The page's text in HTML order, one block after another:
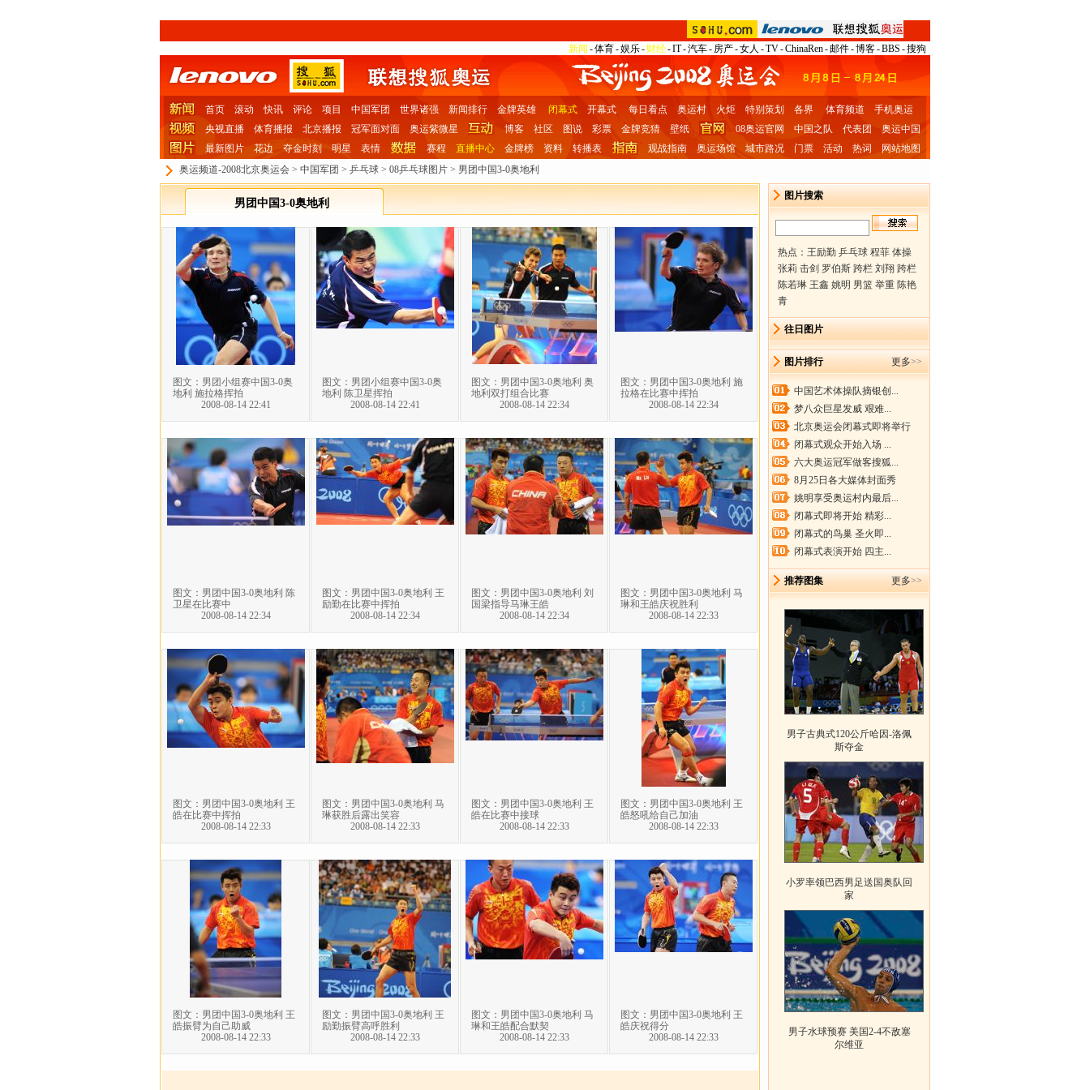
新闻 -体育-娱乐- 财经-IT-汽车- 房产-女人 -TV-ChinaRen-邮件-博客-BBS -搜狗
首页 滚动 快讯 评论 项目 中国军团 世界诸强 新闻排行 金牌英雄 闭幕式 开幕式 每日看点 奥运村 火炬 特别策划 各界 体育频道
手机奥运
央视直播
体育播报 北京播报 冠军面对面 奥运紫微星 博客 社区 图说 彩票 金牌竞猜 壁纸 08奥运官网 中国之队 代表团
奥运中国
最新图片
花边 夺金时刻 明星 表情 赛程 直播中心 金牌榜 资料 转播表 观战指南 奥运场馆 城市路况 门票 活动 热词
网站地图
奥运频道-2008北京奥运会 > 中国军团 > 乒乓球 > 08乒乓球图片 > 男团中国3-0奥地利
男团中国3-0奥地利
图文：男团小组赛中国3-0奥
地利 施拉格挥拍
2008-08-14 22:41
图文：男团小组赛中国3-0奥
地利 陈卫星挥拍
2008-08-14 22:41
图文：男团中国3-0奥地利 奥
地利双打组合比赛
2008-08-14 22:34
图文：男团中国3-0奥地利 施
拉格在比赛中挥拍
2008-08-14 22:34
图文：男团中国3-0奥地利 陈
卫星在比赛中
2008-08-14 22:34
图文：男团中国3-0奥地利 王
励勤在比赛中挥拍
2008-08-14 22:34
图文：男团中国3-0奥地利 刘
国梁指导马琳王皓
2008-08-14 22:34
图文：男团中国3-0奥地利 马
琳和王皓庆祝胜利
2008-08-14 22:33
图文：男团中国3-0奥地利 王
皓在比赛中挥拍
2008-08-14 22:33
图文：男团中国3-0奥地利 马
琳获胜后露出笑容
2008-08-14 22:33
图文：男团中国3-0奥地利 王
皓在比赛中接球
2008-08-14 22:33
图文：男团中国3-0奥地利 王
皓怒吼给自己加油
2008-08-14 22:33
图文：男团中国3-0奥地利 王
皓振臂为自己助威
2008-08-14 22:33
图文：男团中国3-0奥地利 王
励勤振臂高呼胜利
2008-08-14 22:33
图文：男团中国3-0奥地利 马
琳和王皓配合默契
2008-08-14 22:33
图文：男团中国3-0奥地利 王
皓庆祝得分
2008-08-14 22:33
图片搜索
热点： 王励勤 乒乓球 程菲 体操
张莉 击剑 罗伯斯 跨栏 刘翔 跨栏
陈若琳 王鑫 姚明 男篮 举重 陈艳
青
往日图片
图片排行 更多>>
中国艺术体操队摘银创...
梦八众巨星发威 艰难...
北京奥运会闭幕式即将举行
闭幕式观众开始入场 ...
六大奥运冠军做客搜狐...
8月25日各大媒体封面秀
姚明享受奥运村内最后...
闭幕式即将开始 精彩...
闭幕式的鸟巢 圣火即...
闭幕式表演开始 四主...
推荐图集 更多>>
男子古典式120公斤哈因-洛佩
斯夺金
小罗率领巴西男足送国奥队回
家
男子水球预赛 美国2-4不敌塞
尔维亚